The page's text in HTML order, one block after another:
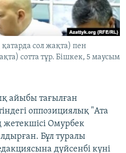
қатарда сол жақта) пен
сотта тұр. Бішкек, 5 маусым
айыбы тағылған
оппозициялық "Ата
Омурбек
Бұл туралы
дүйсенбі күні